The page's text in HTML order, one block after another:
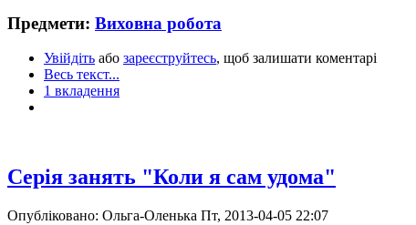
Предмети: Виховна робота
Увійдіть або зареєструйтесь, щоб залишати коментарі
Весь текст...
1 вкладення
Серія занять "Коли я сам удома"
Опубліковано: Ольга-Оленька Пт, 2013-04-05 22:07